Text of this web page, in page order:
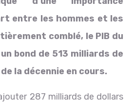
entre les hommes et les
comblé, le PIB du
bond de 513 milliards de
la décennie en cours.
287 milliards de dollars